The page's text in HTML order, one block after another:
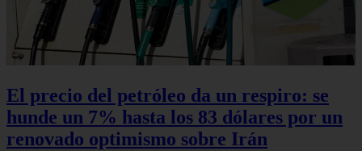
El precio del petróleo da un respiro: se
hunde un 7% hasta los 83 dólares por un
renovado optimismo sobre Irán